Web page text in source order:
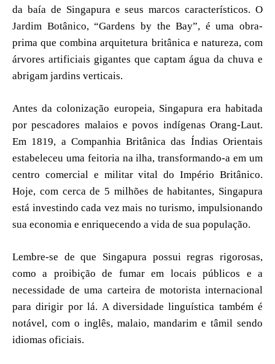
da baía de Singapura e seus marcos característicos. O
Jardim Botânico, “Gardens by the Bay”, é uma obra-
prima que combina arquitetura britânica e natureza, com
árvores artificiais gigantes que captam água da chuva e
abrigam jardins verticais.
Antes da colonização europeia, Singapura era habitada
por pescadores malaios e povos indígenas Orang-Laut.
Em 1819, a Companhia Britânica das Índias Orientais
estabeleceu uma feitoria na ilha, transformando-a em um
centro comercial e militar vital do Império Britânico.
Hoje, com cerca de 5 milhões de habitantes, Singapura
está investindo cada vez mais no turismo, impulsionando
sua economia e enriquecendo a vida de sua população.
Lembre-se de que Singapura possui regras rigorosas,
como a proibição de fumar em locais públicos e a
necessidade de uma carteira de motorista internacional
para dirigir por lá. A diversidade linguística também é
notável, com o inglês, malaio, mandarim e tâmil sendo
idiomas oficiais.